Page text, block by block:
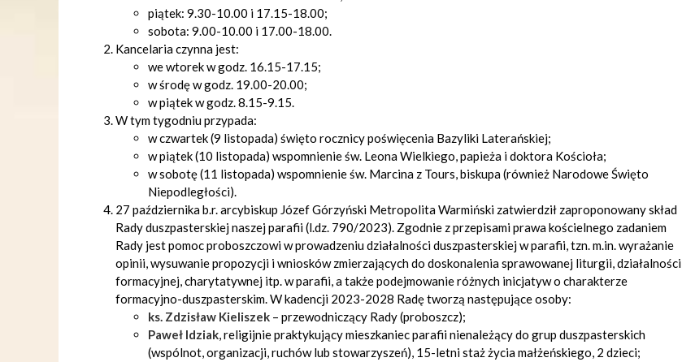
piątek: 9.30-10.00 i 17.15-18.00;
sobota: 9.00-10.00 i 17.00-18.00.
Kancelaria czynna jest:
we wtorek w godz. 16.15-17.15;
w środę w godz. 19.00-20.00;
w piątek w godz. 8.15-9.15.
W tym tygodniu przypada:
w czwartek (9 listopada) święto rocznicy poświęcenia Bazyliki Laterańskiej;
w piątek (10 listopada) wspomnienie św. Leona Wielkiego, papieża i doktora Kościoła;
w sobotę (11 listopada) wspomnienie św. Marcina z Tours, biskupa (również Narodowe Święto
Niepodległości).
27 października b.r. arcybiskup Józef Górzyński Metropolita Warmiński zatwierdził zaproponowany skład
Rady duszpasterskiej naszej parafii (l.dz. 790/2023). Zgodnie z przepisami prawa kościelnego zadaniem
Rady jest pomoc proboszczowi w prowadzeniu działalności duszpasterskiej w parafii, tzn. m.in. wyrażanie
opinii, wysuwanie propozycji i wniosków zmierzających do doskonalenia sprawowanej liturgii, działalności
formacyjnej, charytatywnej itp. w parafii, a także podejmowanie różnych inicjatyw o charakterze
formacyjno-duszpasterskim. W kadencji 2023-2028 Radę tworzą następujące osoby:
ks. Zdzisław Kieliszek – przewodniczący Rady (proboszcz);
Paweł Idziak, religijnie praktykujący mieszkaniec parafii nienależący do grup duszpasterskich
(wspólnot, organizacji, ruchów lub stowarzyszeń), 15-letni staż życia małżeńskiego, 2 dzieci;